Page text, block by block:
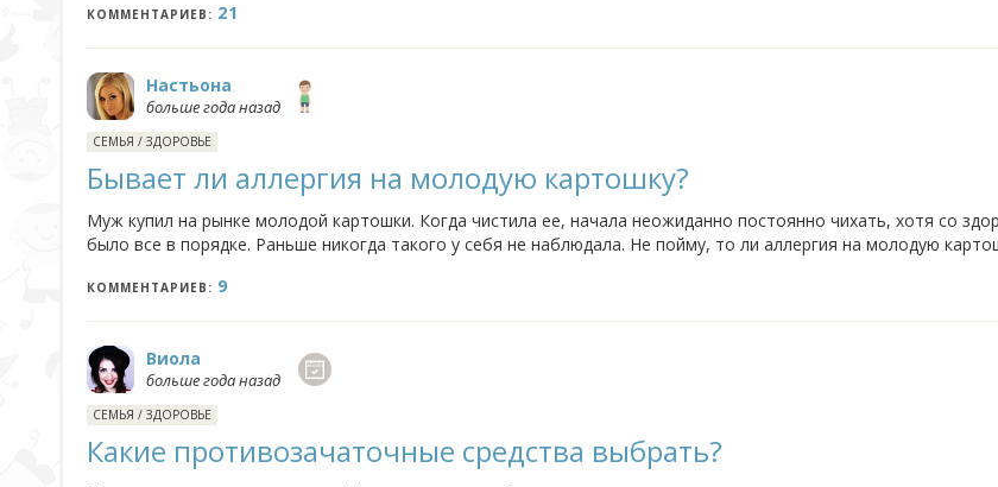
КОММЕНТАРИЕВ: 21
Настьона
больше года назад
СЕМЬЯ / ЗДОРОВЬЕ
Бывает ли аллергия на молодую картошку?
Муж купил на рынке молодой картошки. Когда чистила ее, начала неожиданно постоянно чихать, хотя со
было все в порядке. Раньше никогда такого у себя не наблюдала. Не пойму, то ли аллергия на молодую
КОММЕНТАРИЕВ: 9
Виола
больше года назад
СЕМЬЯ / ЗДОРОВЬЕ
Какие противозачаточные средства выбрать?